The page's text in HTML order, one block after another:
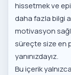
hissetmek ve
daha fazla bilgi
motivasyon
süreçte size en
yanınızdayız.
Bu içerik